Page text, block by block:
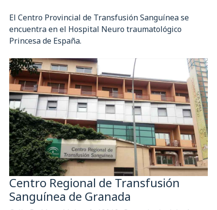
El Centro Provincial de Transfusión Sanguínea se
encuentra enel Hospital Neuro traumatológico
Princesa de España.
Centro Regional de Transfusión
Sanguínea de Granada